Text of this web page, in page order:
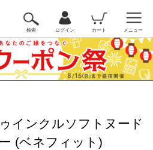
検索 ログイン カート メニュー
インクルソフトヌード
(ベネフィット)